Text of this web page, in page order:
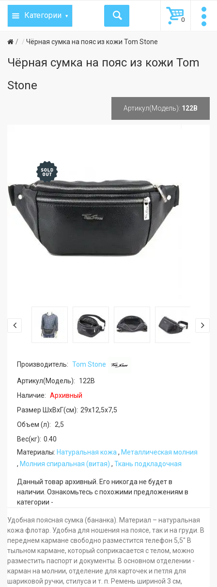
Категории 0
Чёрная сумка на пояс из кожи Tom Stone
Чёрная сумка на пояс из кожи Tom
Stone
Артикул(Модель): 122B
Производитель: Tom Stone
Артикул(Модель):
122B
Наличие: Архивный
Размер ШхВхГ(см): 29x12,5x7,5
Объем (л):
2,5
Вес(кг): 0.40
Материалы: Натуральная кожа , Металлическая молния
, Молния cпиральная (витая) , Ткань подкладочная
Данный товар архивный. Его никогда не будет в
наличии. Ознакомьтесь с похожими предложениям в
категории -
Удобная поясная сумка (бананка). Материал – натуральная
кожа флотар. Удобна для ношения на поясе, так и на груди. В
переднем кармане свободно разместится телефон 5,5" В
тыльном кармане, который соприкасается с телом, можно
разместить паспорт и документы. В основном отделении -
карман на молнии, отделение для карточек и петля для
шариковой ручки, стилуса и т. п. Ремень шириной 3 см,